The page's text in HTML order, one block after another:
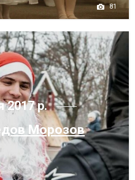
81
2017 р.
Морозов